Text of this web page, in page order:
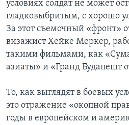
условиях солдат не может
гладковыбритым, с хорошо
За этот съемочный «фронт»
визажист Хейке Меркер,
такими фильмами, как
азиаты» и «Гранд Будапешт
То, как выглядят в боевых
это отражение «окопной
годы в европейском и